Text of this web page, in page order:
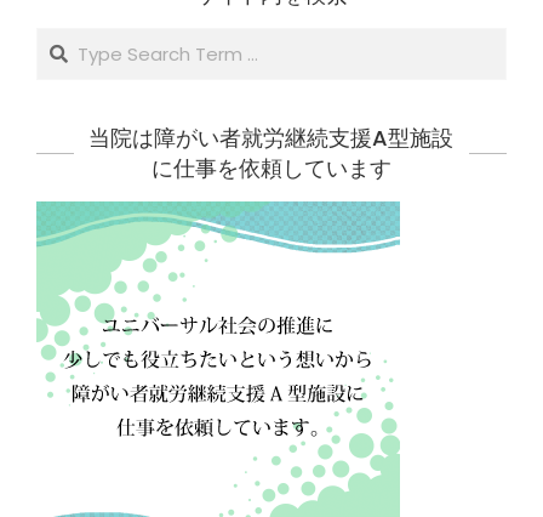
Search
当院は障がい者就労継続支援A型施設
に仕事を依頼しています